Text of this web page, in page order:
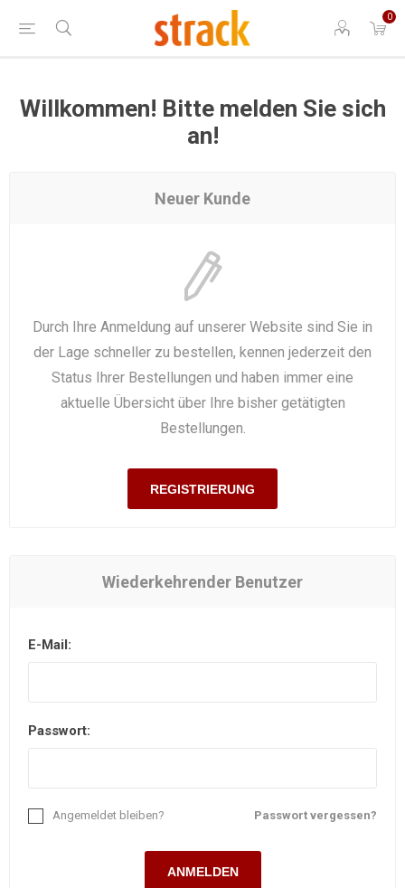
0
Willkommen! Bitte melden Sie sich
an!
Neuer Kunde
Durch Ihre Anmeldung auf unserer Website sind Sie in
der Lage schneller zu bestellen, kennen jederzeit den
Status Ihrer Bestellungen und haben immer eine
aktuelle Übersicht über Ihre bisher getätigten
Bestellungen.
REGISTRIERUNG
Wiederkehrender Benutzer
E-Mail:
Passwort:
Passwort vergessen?
Angemeldet bleiben?
ANMELDEN